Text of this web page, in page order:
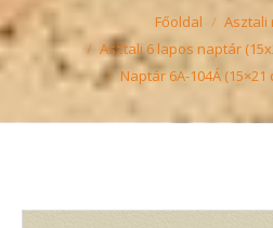
You are here: Főoldal
Asztali
Asztali 6 lapos naptár
Naptár 6A-104Á